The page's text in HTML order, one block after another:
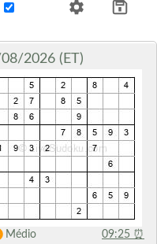
2026 (ET)
Médio 09:25 ⏰